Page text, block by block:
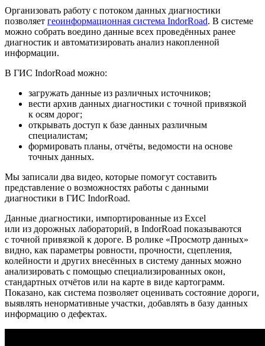
Организовать работу с потоком данных диагностики
позволяет геоинформационная система IndorRoad. В системе
можно собрать воедино данные всех проведённых ранее
диагностик и автоматизировать анализ накопленной
информации.
В ГИС IndorRoad можно:
загружать данные из различных источников;
вести архив данных диагностики с точной привязкой
к осям дорог;
открывать доступ к базе данных различным
специалистам;
формировать планы, отчёты, ведомости на основе
точных данных.
Мы записали два видео, которые помогут составить
представление о возможностях работы с данными
диагностики в ГИС IndorRoad.
Данные диагностики, импортированные из Excel
или из дорожных лабораторий, в IndorRoad показываются
с точной привязкой к дороге. В ролике «Просмотр данных»
видно, как параметры ровности, прочности, сцепления,
колейности и других внесённых в систему данных можно
анализировать с помощью специализированных окон,
стандартных отчётов или на карте в виде картограмм.
Показано, как система позволяет оценивать состояние дороги,
выявлять ненормативные участки, добавлять в базу данных
информацию о дефектах.